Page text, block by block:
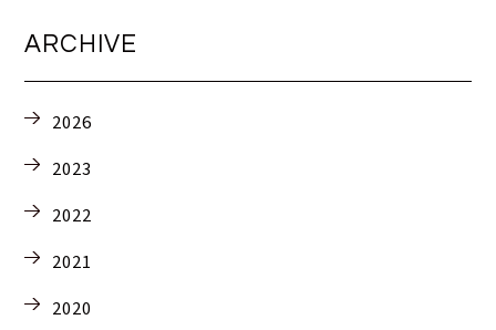
ARCHIVE
2026
2023
2022
2021
2020